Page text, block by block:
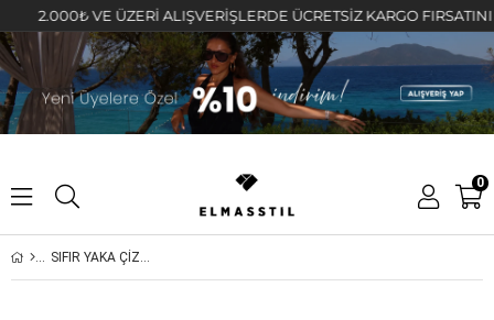
2.000₺ VE ÜZERİ ALIŞVERİŞLERDE ÜCRETSİZ KARGO FIRSATINI
0
SIFIR YAKA ÇİZGİLİ UZUN KOL SWEATSHIRT